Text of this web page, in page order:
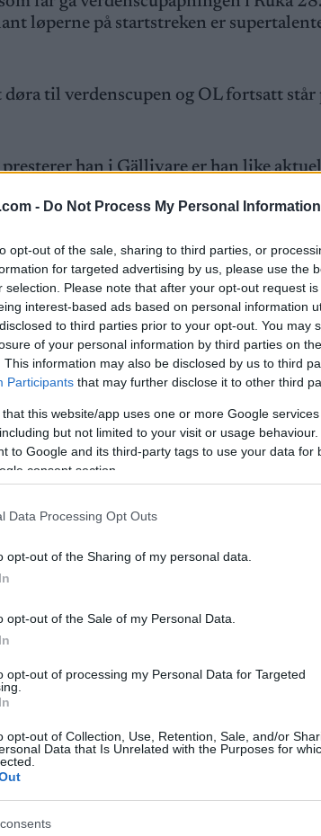
- Do Not Process My Personal Information
opt-out of the sale, sharing to third parties, or
for targeted advertising by us, please use the
selection. Please note that after your opt-out request
interest-based ads based on personal information
to third parties prior to your opt-out. You may
of your personal information by third parties on
This information may also be disclosed by us to third
Participants that may further disclose it to other third
that this website/app uses one or more Google
but not limited to your visit or usage
to Google and its third-party tags to use your data for
consent section.
Data Processing Opt Outs
opt-out of the Sharing of my personal data.
opt-out of the Sale of my Personal Data.
opt-out of processing my Personal Data for Targeted
opt-out of Collection, Use, Retention, Sale, and/or
Data that Is Unrelated with the Purposes for
løperne på startstreken er
til verdenscupen og OL fortsatt
han i Gällivare er han like
sier landslagssjef Anders Byström
og TV-tider
sier pappa Petter Myhlback.
sier han.
fokuset ligger på langløp, og der er vi
enn å gå OL.
av desember. Men den svenske
sesongåpningen i Gällivare
gikk han
er underordnet.